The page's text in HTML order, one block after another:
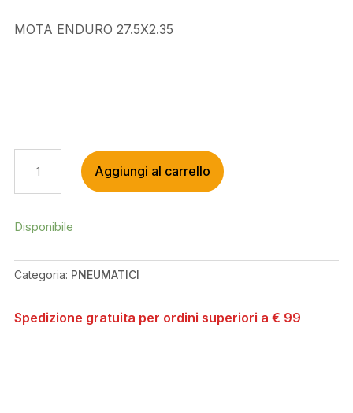
MOTA ENDURO 27.5X2.35
ENDURO
27.5X2.35
Aggiungi al carrello
Disponibile
Categoria: PNEUMATICI
Spedizione gratuita per ordini superiori a € 99